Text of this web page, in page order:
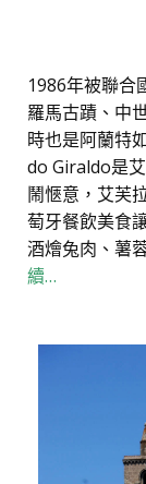
1986年被聯合
羅馬古蹟、中
時也是阿蘭特
do Giraldo是
鬧愜意，艾芙
萄牙餐飲美食
酒燴兔肉、薯
續…